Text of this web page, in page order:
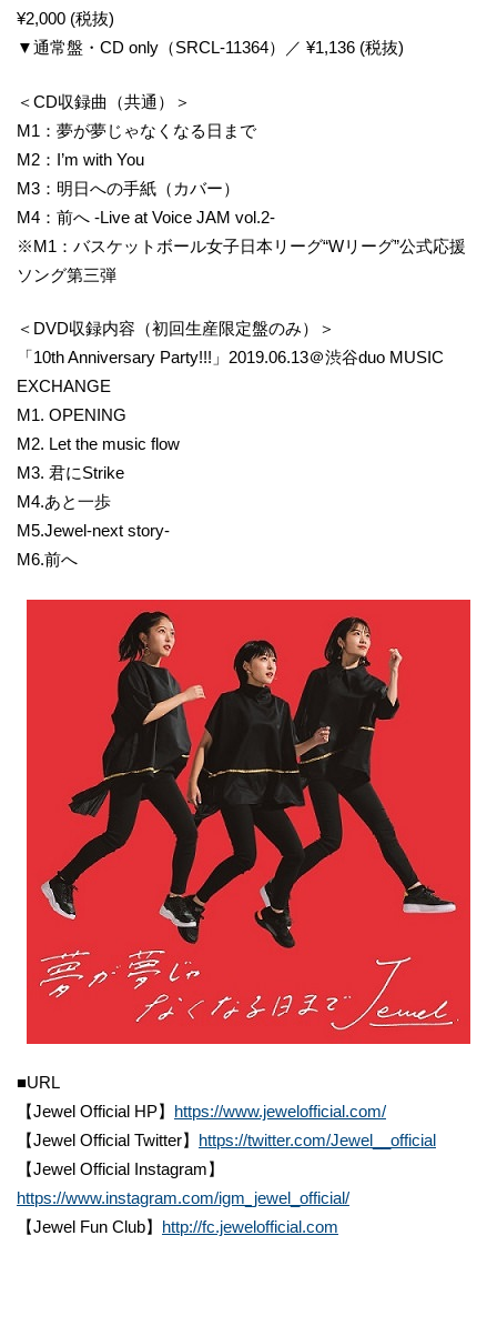
¥2,000 (税抜)
▼通常盤・CD only（SRCL-11364）／ ¥1,136 (税抜)
＜CD収録曲（共通）＞
M1：夢が夢じゃなくなる日まで
M2：I’m with You
M3：明日への手紙（カバー）
M4：前へ -Live at Voice JAM vol.2-
※M1：バスケットボール女子日本リーグ“Wリーグ”公式応援
ソング第三弾
＜DVD収録内容（初回生産限定盤のみ）＞
「10th Anniversary Party!!!」2019.06.13＠渋谷duo MUSIC
EXCHANGE
M1. OPENING
M2. Let the music flow
M3. 君にStrike
M4.あと一歩
M5.Jewel-next story-
M6.前へ
■URL
【Jewel Official HP】 https://www.jewelofficial.com/
【Jewel Official Twitter】 https://twitter.com/Jewel__official
【Jewel Official Instagram】
https://www.instagram.com/igm_jewel_official/
【Jewel Fun Club】 http://fc.jewelofficial.com